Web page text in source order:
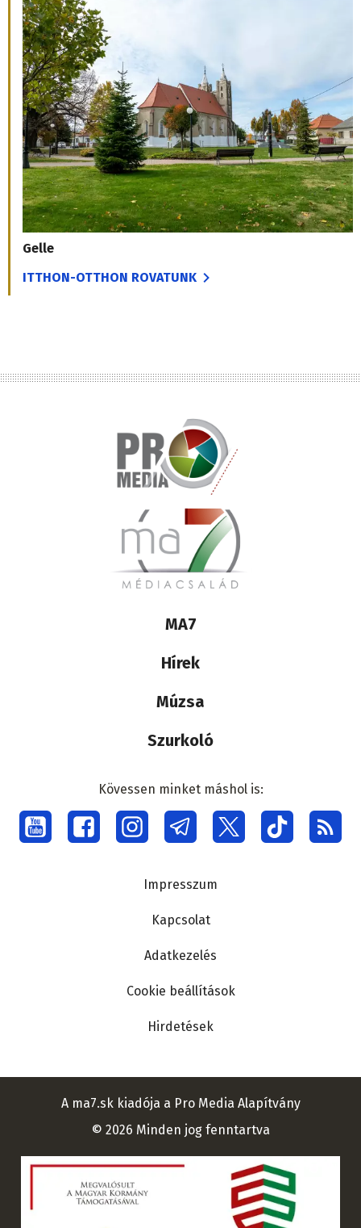
Gelle
ITTHON-OTTHON ROVATUNK
Lábléc
médiacsalád
MA7
Hírek
Múzsa
Szurkoló
Social
menu
Kövessen minket máshol is:
Impresszum
Kapcsolat
Adatkezelés
Cookie beállítások
Hirdetések
A ma7.sk kiadója a Pro Media Alapítvány
© 2026 Minden jog fenntartva